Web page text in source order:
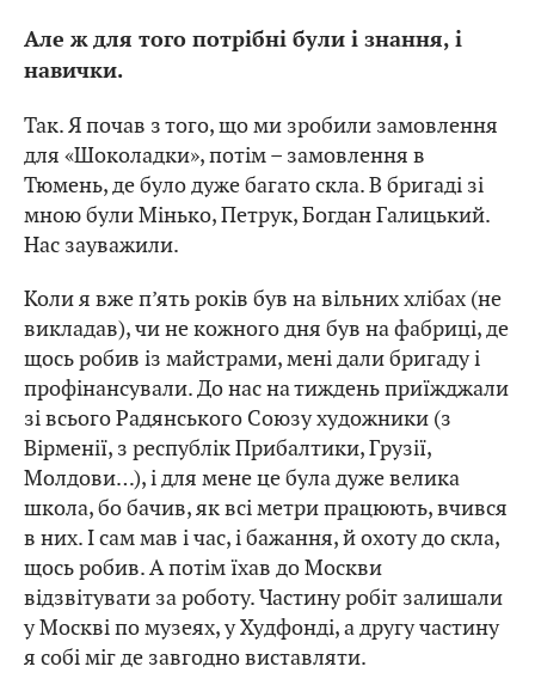
Але ж для того потрібні були і знання, і
навички.
Так. Я почав з того, що ми зробили замовлення
для «Шоколадки», потім – замовлення в
Тюмень, де було дуже багато скла. В бригаді зі
мною були Мінько, Петрук, Богдан Галицький.
Нас зауважили.
Коли я вже п’ять років був на вільних хлібах (не
викладав), чи не кожного дня був на фабриці, де
щось робив із майстрами, мені дали бригаду і
профінансували. До нас на тиждень приїжджали
зі всього Радянського Союзу художники (з
Вірменії, з республік Прибалтики, Грузії,
Молдови…), і для мене це була дуже велика
школа, бо бачив, як всі метри працюють, вчився
в них. І сам мав і час, і бажання, й охоту до скла,
щось робив. А потім їхав до Москви
відзвітувати за роботу. Частину робіт залишали
у Москві по музеях, у Худфонді, а другу частину
я собі міг де завгодно виставляти.